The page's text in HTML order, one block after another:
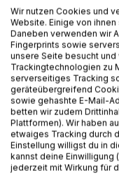
BESCHREIBUNG
Die Monadologie
Klarheit!
Möchten Sie Leibniz'
sich durch
Philosophie-
Monadologie
Wir nutzen Cookies und
Website. Einige von
Daneben verwenden wir
Fingerprints sowie
unsere Seite besucht
Trackingtechnologien zu
serverseitiges Tracking
geräteübergreifend
sowie gehashte E-Mail-
betten wir zudem
Plattformen). Wir haben
etwaiges Tracking durch
Einstellung willigst du in
kannst deine Einwilligung
jederzeit mit Wirkung für